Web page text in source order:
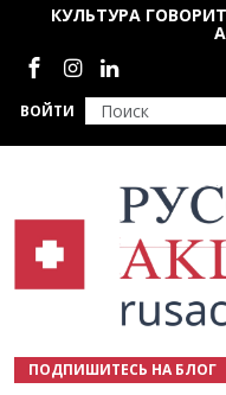
Перейти к основному
ВОЙТИ
КУЛЬТУРА
Социальные сети
ПОДПИШИТЕСЬ НА БЛОГ